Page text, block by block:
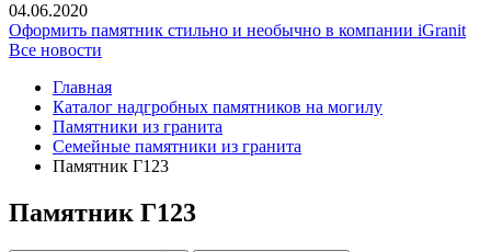
04.06.2020
Оформить памятник стильно и необычно в компании iGranit
Все новости
Главная
Каталог надгробных памятников на могилу
Памятники из гранита
Семейные памятники из гранита
Памятник Г123
Памятник Г123